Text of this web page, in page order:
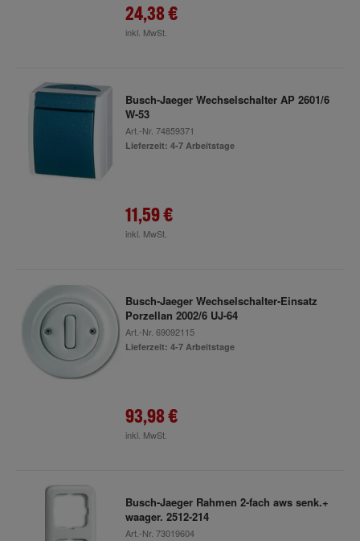
24,38 €
inkl. MwSt.
Busch-Jaeger Wechselschalter AP 2601/6
W-53
Art.-Nr. 74859371
Lieferzeit: 4-7 Arbeitstage
11,59 €
inkl. MwSt.
Busch-Jaeger Wechselschalter-Einsatz
Porzellan 2002/6 UJ-64
Art.-Nr. 69092115
Lieferzeit: 4-7 Arbeitstage
93,98 €
inkl. MwSt.
Busch-Jaeger Rahmen 2-fach aws senk.+
waager. 2512-214
Art.-Nr. 73019604